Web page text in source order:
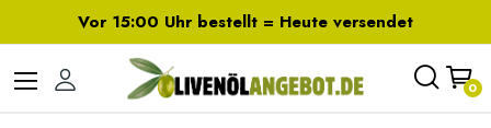
Vor 15:00 Uhr bestellt = Heute versendet
0